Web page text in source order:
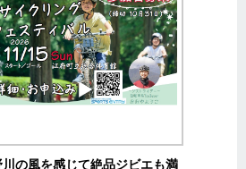
川の風を感じて絶品ジビエも満